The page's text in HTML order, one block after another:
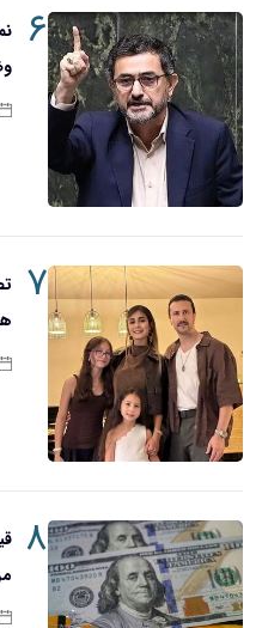
۶
۷
۸